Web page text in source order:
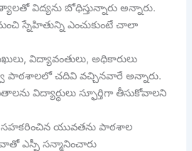
విద్యను బోధిస్తున్నారు అన్నారు.
మంచి స్నేహితున్ని ఎంచుకుంటే చాలా
విద్యావంతులు, అధికారులు
పాఠశాలలో చదివి వచ్చినవారే అన్నారు.
విద్యార్ధులు స్ఫూర్తిగా తీసుకోవాలని
సహకరించిన యువతను పాఠశాల
ఎస్పీ సన్మానించారు